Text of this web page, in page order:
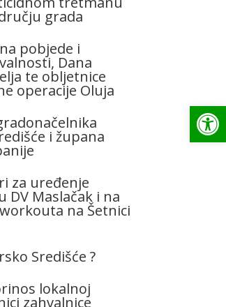
grada
pobjede i
Dana
te obljetnice
operacije Oluja
i župana
za uređenje
DV Maslačak i na
na Šetnici
Središće ?
lokalnoj
zahvalnice